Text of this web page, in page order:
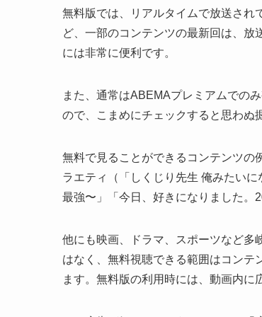
無料版では、リアルタイムで放送され
ど、一部のコンテンツの最新回は、
には非常に便利です。
また、通常はABEMAプレミアムでの
ので、こまめにチェックすると思わぬ
無料で見ることができるコンテンツの
ラエティ（「しくじり先生 俺みたい
最強〜」「今日、好きになりました。
他にも映画、ドラマ、スポーツなど多
はなく、無料視聴できる範囲はコンテ
ます。無料版の利用時には、動画内に